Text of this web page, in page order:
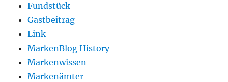
Fundstück
Gastbeitrag
Link
MarkenBlog History
Markenwissen
Markenämter